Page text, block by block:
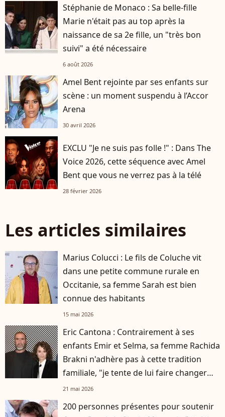
Stéphanie de Monaco : Sa belle-fille
Marie n'était pas au top après la
naissance de sa 2e fille, un "très bon
suivi" a été nécessaire
6 août 2026
Amel Bent rejointe par ses enfants sur
scène : un moment suspendu à l’Accor
Arena
30 avril 2026
EXCLU "Je ne suis pas folle !" : Dans The
Voice 2026, cette séquence avec Amel
Bent que vous ne verrez pas à la télé
28 février 2026
Les articles similaires
Marius Colucci : Le fils de Coluche vit
dans une petite commune rurale en
Occitanie, sa femme Sarah est bien
connue des habitants
15 mai 2026
Eric Cantona : Contrairement à ses
enfants Emir et Selma, sa femme Rachida
Brakni n'adhère pas à cette tradition
familiale, "je tente de lui faire changer
d'avis"
21 mai 2026
200 personnes présentes pour soutenir